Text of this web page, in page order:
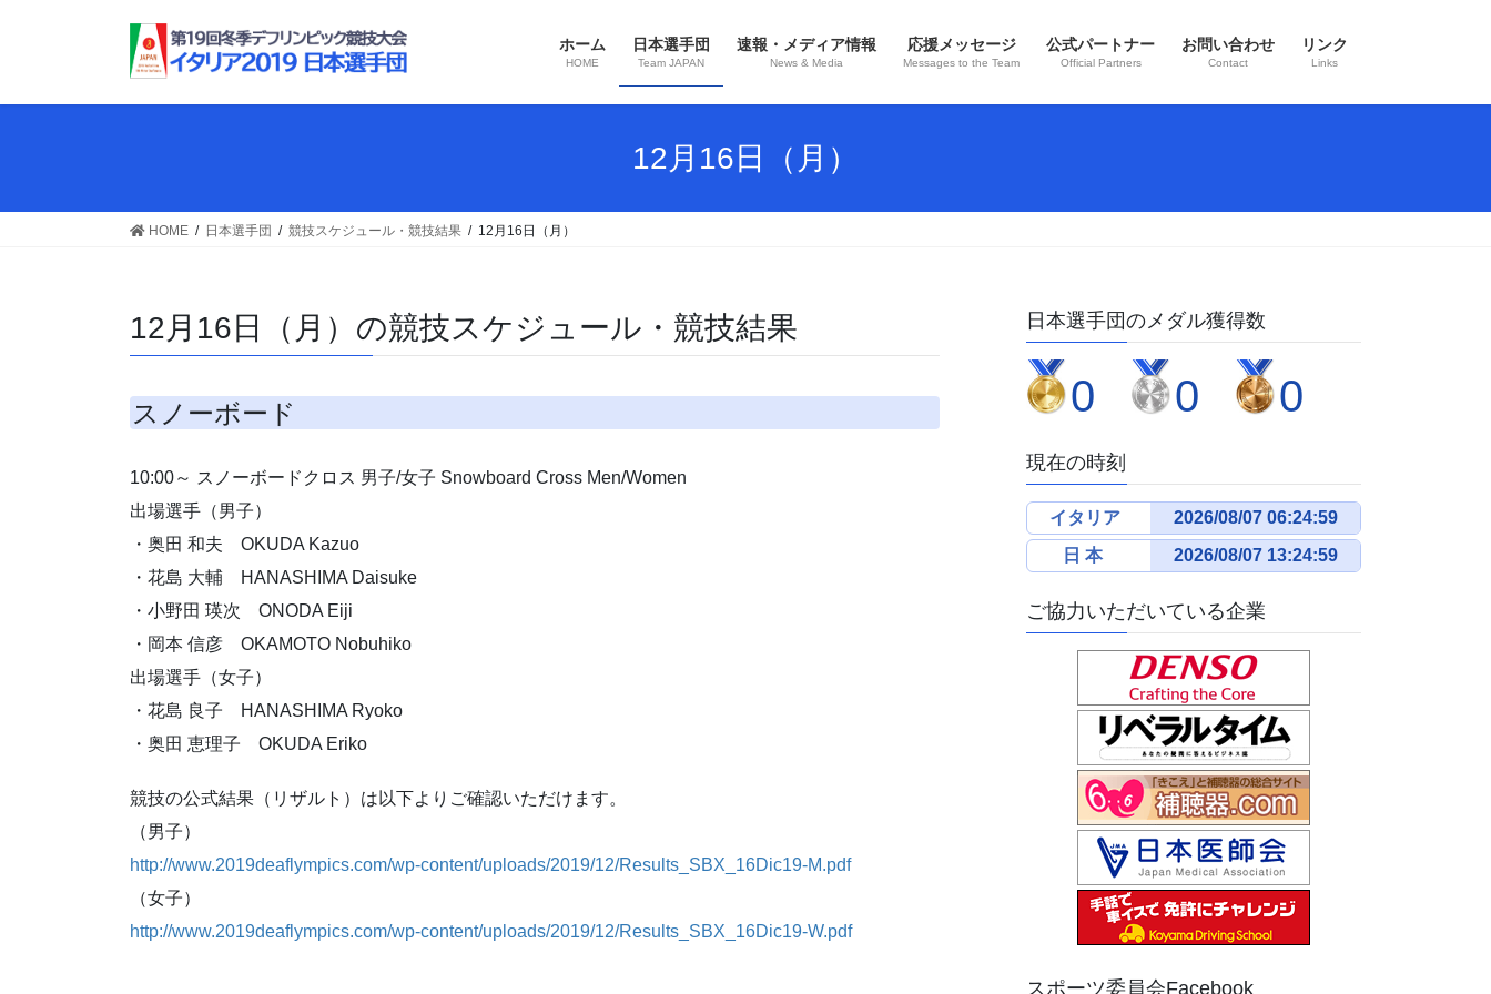
ホーム
HOME
日本選手団
Team JAPAN
速報・メディア情報
News & Media
応援メッセージ
Messages to the Team
公式パートナー
Official Partners
お問い合わせ
Contact
リンク
Links
12月16日（月）
HOME 日本選手団 競技スケジュール・競技結果 12月16日（月）
12月16日（月）の競技スケジュール・競技結果
スノーボード
10:00～ スノーボードクロス 男子/女子 Snowboard Cross Men/Women
出場選手（男子）
・奥田 和夫 OKUDA Kazuo
・花島 大輔 HANASHIMA Daisuke
・小野田 瑛次 ONODA Eiji
・岡本 信彦 OKAMOTO Nobuhiko
出場選手（女子）
・花島 良子 HANASHIMA Ryoko
・奥田 恵理子 OKUDA Eriko
競技の公式結果（リザルト）は以下よりご確認いただけます。
（男子）
http://www.2019deaflympics.com/wp-content/uploads/2019/12/Results_SBX_16Dic19-M.pdf
（女子）
http://www.2019deaflympics.com/wp-content/uploads/2019/12/Results_SBX_16Dic19-W.pdf
日本選手団のメダル獲得数
0 0 0
現在の時刻
イタリア
日 本
ご協力いただいている企業
スポーツ委員会Facebook